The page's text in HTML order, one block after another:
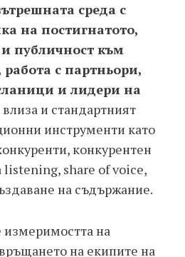
среда с
на постигнатото,
публичност към
с партньори,
и лидери на
влиза и стандартният
инструменти като
конкурентен
listening, share of voice,
на съдържание.
измеримостта на
на екипите на